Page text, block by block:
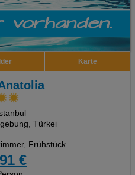
Karte
Türkei
Frühstück
€